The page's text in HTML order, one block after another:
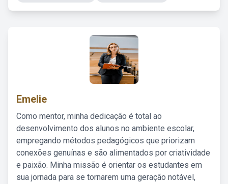
Emelie
Como mentor, minha dedicação é total ao
desenvolvimento dos alunos no ambiente escolar,
empregando métodos pedagógicos que priorizam
conexões genuínas e são alimentados por criatividade
e paixão. Minha missão é orientar os estudantes em
sua jornada para se tornarem uma geração notável,